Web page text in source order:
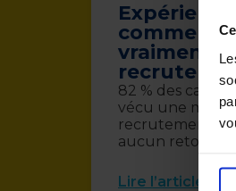
comment
vraiment
82 % des
vécu une
recrutement, et
aucun retour
Lire l’article